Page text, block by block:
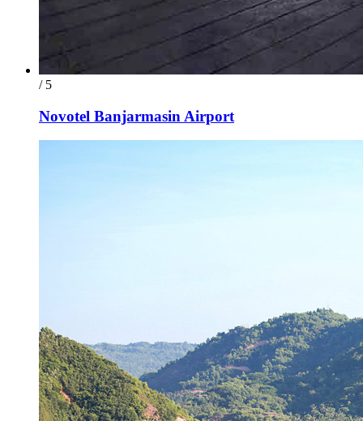
/ 5
Novotel Banjarmasin Airport